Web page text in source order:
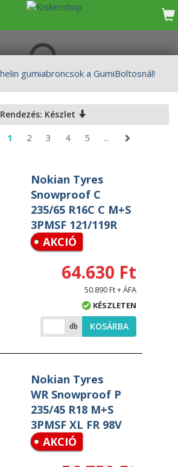
Rendezés: Készlet
1 2 3 4 5 ...
Nokian Tyres
Snowproof C
235/65 R16C C M+S
3PMSF 121/119R
AKCIÓ
64.630 Ft
50.890 Ft + ÁFA
KÉSZLETEN
db KOSÁRBA
Nokian Tyres
WR Snowproof P
235/45 R18 M+S
3PMSF XL FR 98V
AKCIÓ